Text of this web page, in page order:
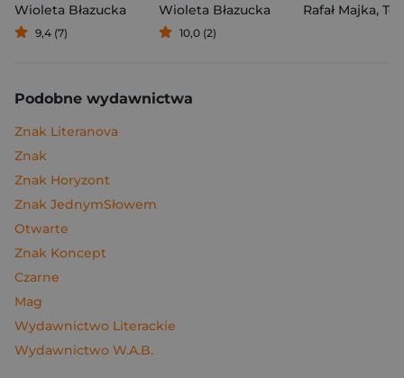
Wioleta Błazucka
9,4 (7)
Wioleta Błazucka
10,0 (2)
Rafał Majka,
Podobne wydawnictwa
Znak Literanova
Znak
Znak Horyzont
Znak JednymSłowem
Otwarte
Znak Koncept
Czarne
Mag
Wydawnictwo Literackie
Wydawnictwo W.A.B.